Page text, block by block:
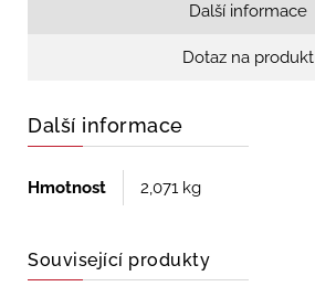
Další informace
Dotaz na produkt
Další informace
Hmotnost 2,071 kg
Související produkty